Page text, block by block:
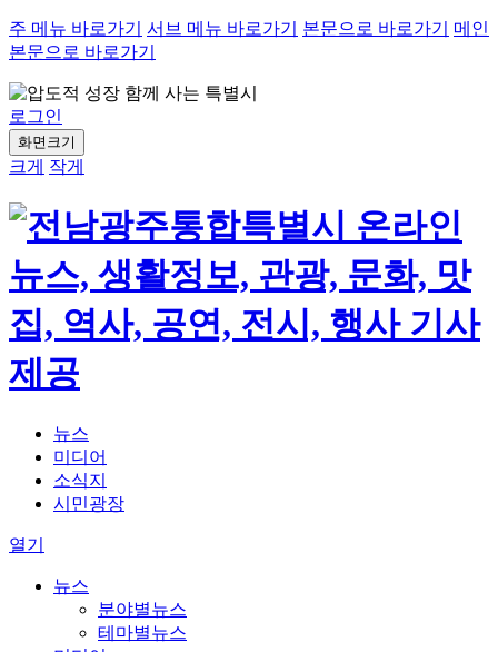
주 메뉴 바로가기 서브 메뉴 바로가기 본문으로 바로가기
메인
본문으로 바로가기
로그인
화면크기
크게 작게
뉴스
미디어
소식지
시민광장
열기
뉴스
분야별뉴스
테마별뉴스